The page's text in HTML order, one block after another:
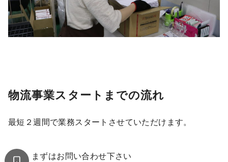
物流事業スタートまでの流れ
最短２週間で業務スタートさせていただけます。
まずはお問い合わせ下さい